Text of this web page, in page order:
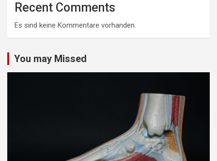
Recent Comments
Es sind keine Kommentare vorhanden.
You may Missed